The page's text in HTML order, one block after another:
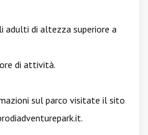
adulti di altezza superiore a
di attività.
sul parco visitate il sito
.